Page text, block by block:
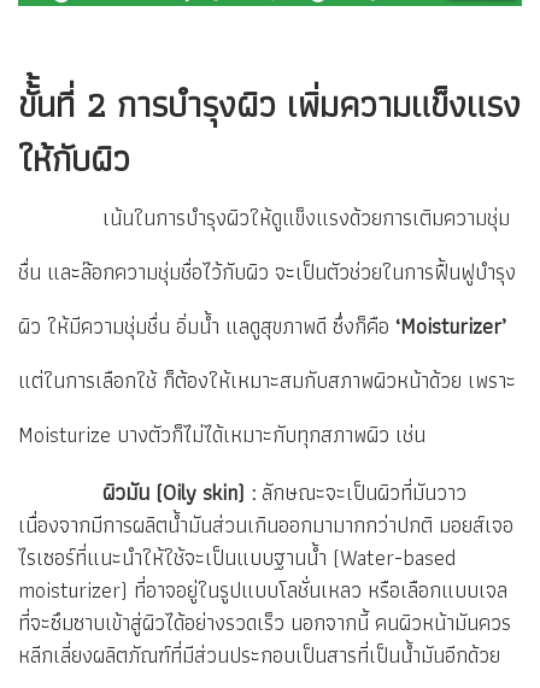
ขั้้นที่ 2 การบำรุงผิว เพิ่มความแข็งแรง
ให้กับผิว
เน้นในการบำรุงผิวให้ดูแข็งแรงด้วยการเติมความชุ่ม
ชื่น และล๊อกความชุ่มชื่อไว้กับผิว จะเป็นตัวช่วยในการฟื้นฟูบำรุง
ผิว ให้มีความชุ่มชื่น อิ่มน้ำ แลดูสุขภาพดี ซึ่งก็คือ ‘Moisturizer’
แต่ในการเลือกใช้ ก็ต้องให้เหมาะสมกับสภาพผิวหน้าด้วย เพราะ
Moisturize บางตัวก็ไม่ได้เหมาะกับทุกสภาพผิว เช่น
ผิวมัน (Oily skin) : ลักษณะจะเป็นผิวที่มันวาว
เนื่องจากมีการผลิตน้ำมันส่วนเกินออกมามากกว่าปกติ มอยส์เจอ
ไรเซอร์ที่แนะนำให้ใช้จะเป็นแบบฐานน้ำ (Water-based
moisturizer) ที่อาจอยู่ในรูปแบบโลชั่นเหลว หรือเลือกแบบเจล
ที่จะซึมซาบเข้าสู่ผิวได้อย่างรวดเร็ว นอกจากนี้ คนผิวหน้ามันควร
หลีกเลี่ยงผลิตภัณฑ์ที่มีส่วนประกอบเป็นสารที่เป็นน้ำมันอีกด้วย